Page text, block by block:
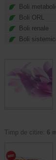
Boli
Boli ORL
Boli renale
Boli
Timp de citire: 6